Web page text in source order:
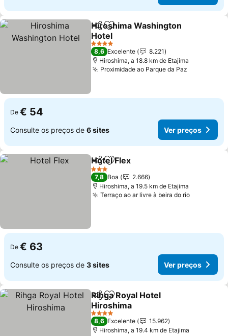
PartilharAdicionar aos favoritos
Hiroshima Washington
Hotel
4 Estrelas
8,6 Excelente
8.221
Hiroshima, a 18.8 km de Etajima
Proximidade ao Parque da Paz
De € 54
Consulte os preços de 6 sites Ver preços
PartilharAdicionar aos favoritos
Hotel Flex
3 Estrelas
7,8 Boa
2.666
Hiroshima, a 19.5 km de Etajima
Terraço ao ar livre à beira do rio
De € 63
Consulte os preços de 3 sites Ver preços
PartilharAdicionar aos favoritos
Rihga Royal Hotel
Hiroshima
4 Estrelas
8,6 Excelente
15.962
Hiroshima, a 19.4 km de Etajima